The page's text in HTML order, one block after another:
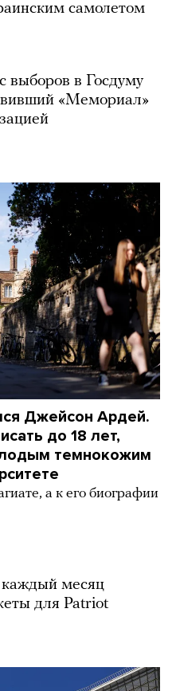
самолетом
выборов в Госдуму
«Мемориал»
Джейсон Ардей.
до 18 лет,
темнокожим
а к его биографии
месяц
для Patriot